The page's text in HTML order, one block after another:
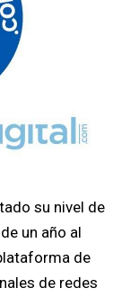
su nivel de
un año al
de
de redes